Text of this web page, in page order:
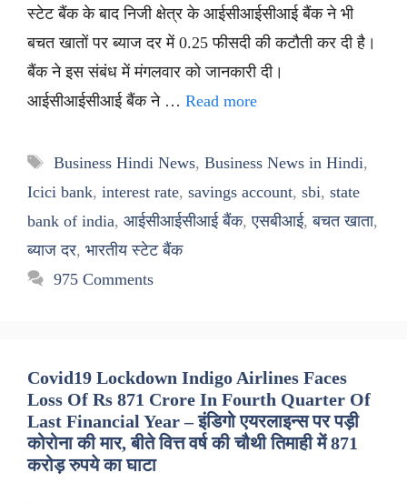
स्टेट बैंक के बाद निजी क्षेत्र के आईसीआईसीआई बैंक ने भी
बचत खातों पर ब्याज दर में 0.25 फीसदी की कटौती कर दी है।
बैंक ने इस संबंध में मंगलवार को जानकारी दी।
आईसीआईसीआई बैंक ने … Read more
Tags
Business Hindi News, Business News in Hindi,
Icici bank, interest rate, savings account, sbi, state
bank of india, आईसीआईसीआई बैंक,एसबीआई,बचत खाता,
ब्याज दर, भारतीय स्टेट बैंक
975 Comments
Covid19 Lockdown Indigo Airlines Faces
Loss Of Rs 871 Crore In Fourth Quarter Of
Last Financial Year – इंडिगो एयरलाइन्स पर पड़ी
कोरोना की मार, बीते वित्त वर्ष की चौथी तिमाही में 871
करोड़ रुपये का घाटा